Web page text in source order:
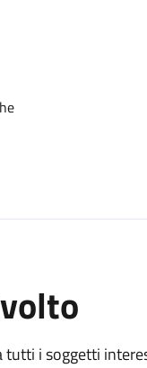
tutti i soggetti